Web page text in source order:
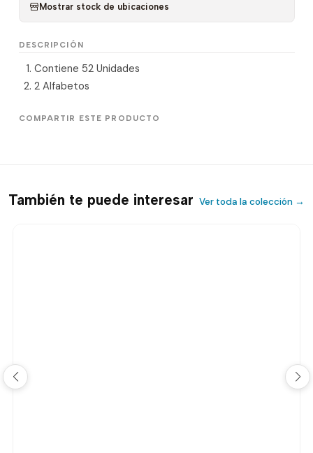
Mostrar stock de ubicaciones
DESCRIPCIÓN
Contiene 52 Unidades
2 Alfabetos
COMPARTIR ESTE PRODUCTO
También te puede interesar Ver toda la colección →